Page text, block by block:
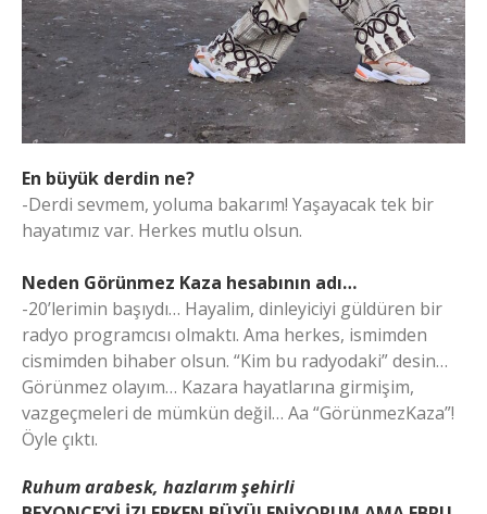
En büyük derdin ne?
-Derdi sevmem, yoluma bakarım! Yaşayacak tek bir
hayatımız var. Herkes mutlu olsun.
Neden Görünmez Kaza hesabının adı…
-20’lerimin başıydı… Hayalim, dinleyiciyi güldüren bir
radyo programcısı olmaktı. Ama herkes, ismimden
cismimden bihaber olsun. “Kim bu radyodaki” desin…
Görünmez olayım… Kazara hayatlarına girmişim,
vazgeçmeleri de mümkün değil… Aa “GörünmezKaza”!
Öyle çıktı.
Ruhum arabesk, hazlarım şehirli